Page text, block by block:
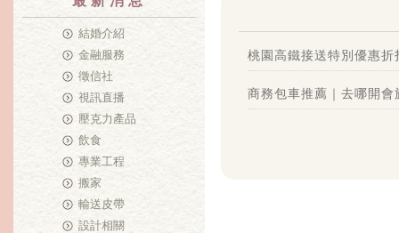
結婚介紹
金融服務
徵信社
視訊直播
壓克力產品
飲食
專業工程
搬家
輸送皮帶
設計相關
桃園高鐵接送特別優惠折
商務包車推薦｜去哪開會